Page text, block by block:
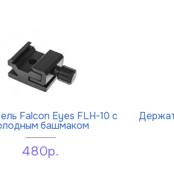
Falcon Eyes FLH-10 с
башмаком
480р.